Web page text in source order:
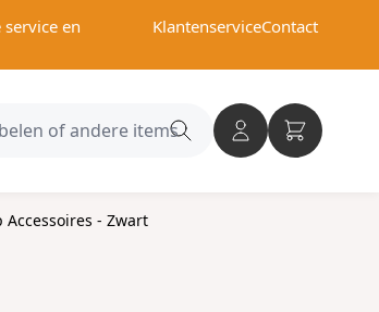
en
KlantenserviceContact
Search
- Zwart